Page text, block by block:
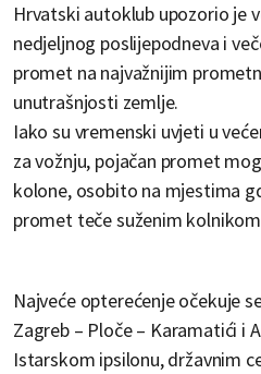
Hrvatski autoklub upozorio je
nedjeljnog poslijepodneva i
promet na najvažnijim
unutrašnjosti zemlje.
Iako su vremenski uvjeti u
za vožnju, pojačan promet
kolone, osobito na mjestima
promet teče suženim
Najveće opterećenje očekuje
Zagreb – Ploče – Karamatići i
Istarskom ipsilonu, državnim